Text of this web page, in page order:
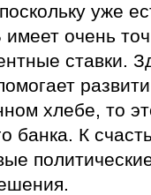
уже
очень
ставки.
хлебе, то
банка. К